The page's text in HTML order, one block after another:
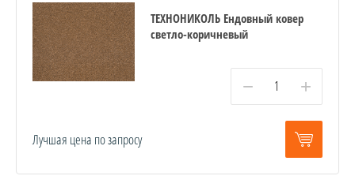
ТЕХНОНИКОЛЬ Ендовный ковер
светло-коричневый
− +
Лучшая цена по запросу